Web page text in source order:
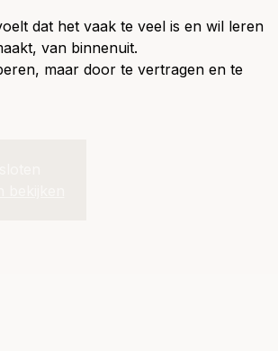
dat het vaak te veel is en wil leren
van binnenuit.
maar door te vertragen en te